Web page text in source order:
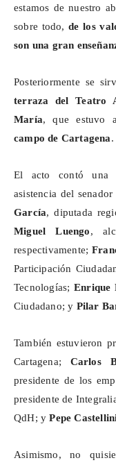
estamos de nuestro
sobre todo,de los
son una gran
Posteriormente se
terraza del Teatro
María, que estuvo
campo de Cartagena.
El acto contó una
asistencia del senador
García, diputada
Miguel Luengo,
respectivamente;
Participación
Tecnologías; Enrique
Ciudadano; y Pilar
También estuvieron
Cartagena; Carlos
presidente de los
presidente de
QdH; yPepe
Asimismo, no